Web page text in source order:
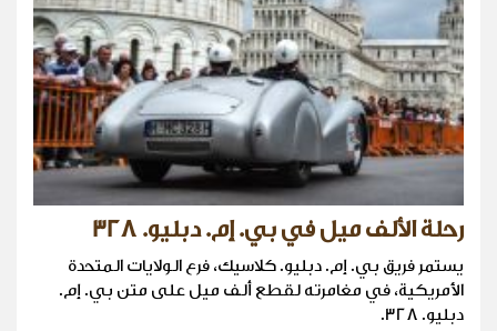
رحلة الألف ميل في بي. إم. دبليو. 328
يستمر فريق بي. إم. دبليو. كلاسيك، فرع الولايات المتحدة
الأمريكية، في مغامرته لقطع ألف ميل على متن بي. إم.
دبليو. 328.